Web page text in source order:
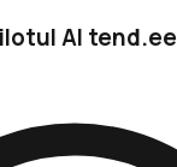
AI tend.ee